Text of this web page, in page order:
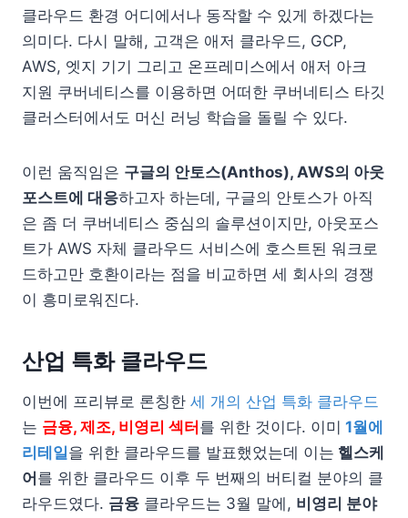
클라우드 환경 어디에서나 동작할 수 있게 하겠다는
의미다. 다시 말해, 고객은 애저 클라우드, GCP,
AWS, 엣지 기기 그리고 온프레미스에서 애저 아크
지원 쿠버네티스를 이용하면 어떠한 쿠버네티스 타깃
클러스터에서도 머신 러닝 학습을 돌릴 수 있다.
이런 움직임은 구글의 안토스(Anthos), AWS의 아웃
포스트에 대응하고자 하는데, 구글의 안토스가 아직
은 좀 더 쿠버네티스 중심의 솔루션이지만, 아웃포스
트가 AWS 자체 클라우드 서비스에 호스트된 워크로
드하고만 호환이라는 점을 비교하면 세 회사의 경쟁
이 흥미로워진다.
산업 특화 클라우드
이번에 프리뷰로 론칭한 세 개의 산업 특화 클라우드
는 금융, 제조, 비영리 섹터를 위한 것이다. 이미 1월에
리테일을 위한 클라우드를 발표했었는데 이는 헬스케
어를 위한 클라우드 이후 두 번째의 버티컬 분야의 클
라우드였다. 금융 클라우드는 3월 말에, 비영리 분야